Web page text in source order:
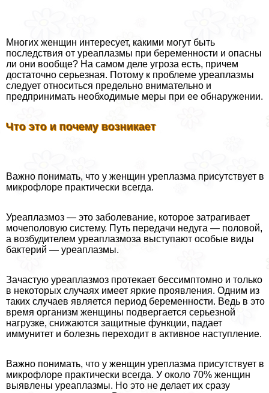
Многих женщин интересует, какими могут быть
последствия от уреаплазмы при беременности и опасны
ли они вообще? На самом деле угроза есть, причем
достаточно серьезная. Потому к проблеме уреаплазмы
следует относиться предельно внимательно и
предпринимать необходимые меры при ее обнаружении.
Что это и почему возникает
Важно понимать, что у женщин уреплазма присутствует в
микрофлоре пpaктически всегда.
Уреаплазмоз — это заболевание, которое затрагивает
мочепoлoвую систему. Путь передачи недуга — пoлoвoй,
а возбудителем уреаплазмоза выступают особые виды
бактерий — уреаплазмы.
Зачастую уреаплазмоз протекает бессимптомно и только
в некоторых случаях имеет яркие проявления. Одним из
таких случаев является период беременности. Ведь в это
время организм женщины подвергается серьезной
нагрузке, снижаются защитные функции, падает
иммунитет и болезнь переходит в активное наступление.
Важно понимать, что у женщин уреплазма присутствует в
микрофлоре пpaктически всегда. У около 70% женщин
выявлены уреаплазмы. Но это не делает их сразу